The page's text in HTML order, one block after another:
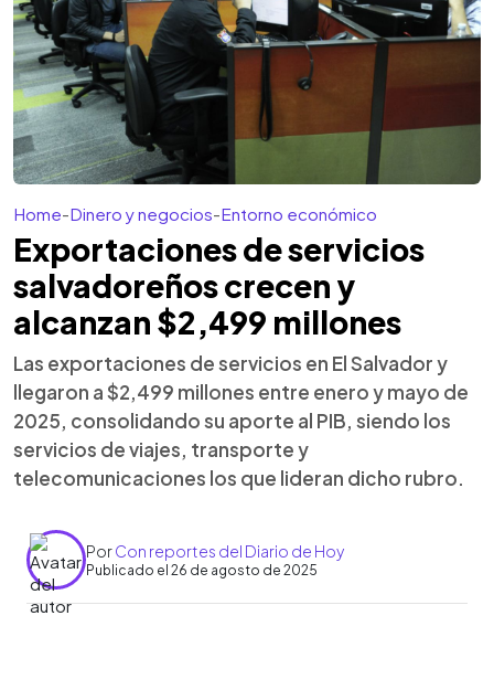
Home-Dinero y negocios-Entorno económico
Exportaciones de servicios
salvadoreños crecen y
alcanzan $2,499 millones
Las exportaciones de servicios en El Salvador y
llegaron a $2,499 millones entre enero y mayo de
2025, consolidando su aporte al PIB, siendo los
servicios de viajes, transporte y
telecomunicaciones los que lideran dicho rubro.
PorCon reportes del Diario de Hoy
Publicado el 26 de agosto de 2025